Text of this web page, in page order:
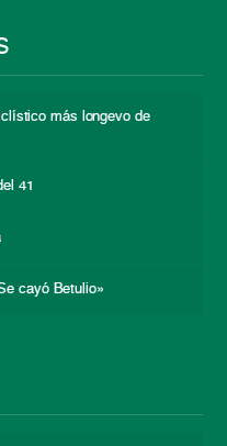
más longevo de
41
cayó Betulio»